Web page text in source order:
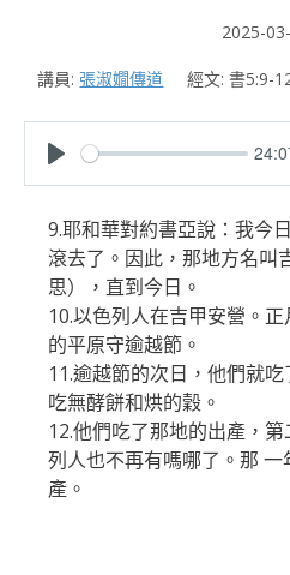
2025-
講員: 張淑嫺傳道 經文: 書5:9-
P
a
y
9.耶和華對約書亞說：我今
滾去了。因此，那地方名叫
思），直到今日。
10.以色列人在吉甲安營。
的平原守逾越節。
11.逾越節的次日，他們就
吃無酵餅和烘的穀。
12.他們吃了那地的出產，
列人也不再有嗎哪了。那
產。